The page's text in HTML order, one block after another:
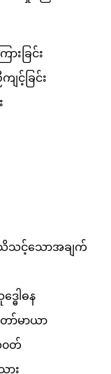
းခြင်း
ျင့်ခြင်း
သိသင့်သောအချက်
ေါဓန
ာ်မာယာ
၀တ်
ား